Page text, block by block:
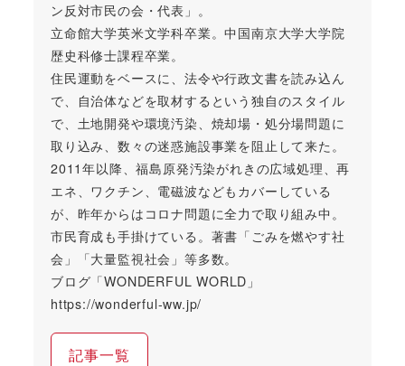
ン反対市民の会・代表」。
立命館大学英米文学科卒業。中国南京大学大学院
歴史科修士課程卒業。
住民運動をベースに、法令や行政文書を読み込ん
で、自治体などを取材するという独自のスタイル
で、土地開発や環境汚染、焼却場・処分場問題に
取り込み、数々の迷惑施設事業を阻止して来た。
2011年以降、福島原発汚染がれきの広域処理、再
エネ、ワクチン、電磁波などもカバーしている
が、昨年からはコロナ問題に全力で取り組み中。
市民育成も手掛けている。著書「ごみを燃やす社
会」「大量監視社会」等多数。
ブログ「WONDERFUL WORLD」
https://wonderful-ww.jp/
記事一覧